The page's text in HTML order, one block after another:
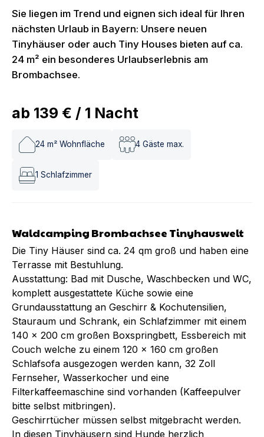
Sie liegen im Trend und eignen sich ideal für Ihren
nächsten Urlaub in Bayern: Unsere neuen
Tinyhäuser oder auch Tiny Houses bieten auf ca.
24 m² ein besonderes Urlaubserlebnis am
Brombachsee.
ab 139 € / 1 Nacht
24 m² Wohnfläche 4 Gäste max.
1 Schlafzimmer
Waldcamping Brombachsee Tinyhauswelt
Die Tiny Häuser sind ca. 24 qm groß und haben eine
Terrasse mit Bestuhlung.
Ausstattung: Bad mit Dusche, Waschbecken und WC,
komplett ausgestattete Küche sowie eine
Grundausstattung an Geschirr & Kochutensilien,
Stauraum und Schrank, ein Schlafzimmer mit einem
140 x 200 cm großen Boxspringbett, Essbereich mit
Couch welche zu einem 120 x 160 cm großen
Schlafsofa ausgezogen werden kann, 32 Zoll
Fernseher, Wasserkocher und eine
Filterkaffeemaschine sind vorhanden (Kaffeepulver
bitte selbst mitbringen).
Geschirrtücher müssen selbst mitgebracht werden.
In diesen Tinyhäusern sind Hunde herzlich